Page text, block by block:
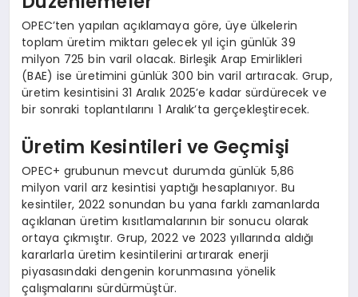
OPEC’ten yapılan açıklamaya göre, üye ülkelerin
toplam üretim miktarı gelecek yıl için günlük 39
milyon 725 bin varil olacak. Birleşik Arap Emirlikleri
(BAE) ise üretimini günlük 300 bin varil artıracak. Grup,
üretim kesintisini 31 Aralık 2025’e kadar sürdürecek ve
bir sonraki toplantılarını 1 Aralık’ta gerçekleştirecek.
Üretim Kesintileri ve Geçmişi
OPEC+ grubunun mevcut durumda günlük 5,86
milyon varil arz kesintisi yaptığı hesaplanıyor. Bu
kesintiler, 2022 sonundan bu yana farklı zamanlarda
açıklanan üretim kısıtlamalarının bir sonucu olarak
ortaya çıkmıştır. Grup, 2022 ve 2023 yıllarında aldığı
kararlarla üretim kesintilerini artırarak enerji
piyasasındaki dengenin korunmasına yönelik
çalışmalarını sürdürmüştür.